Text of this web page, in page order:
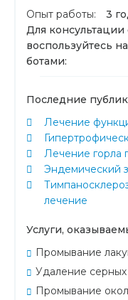
Опыт работы:
3
Для консультации
воспользуйтесь
ботами:
Последние
Лечение
Лечение горла
Эндемический
лечение
Услуги,
Промывание
Удаление
Промывание